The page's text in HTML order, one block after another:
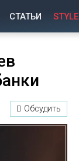
СТАТЬИ STYLE
Обсудить